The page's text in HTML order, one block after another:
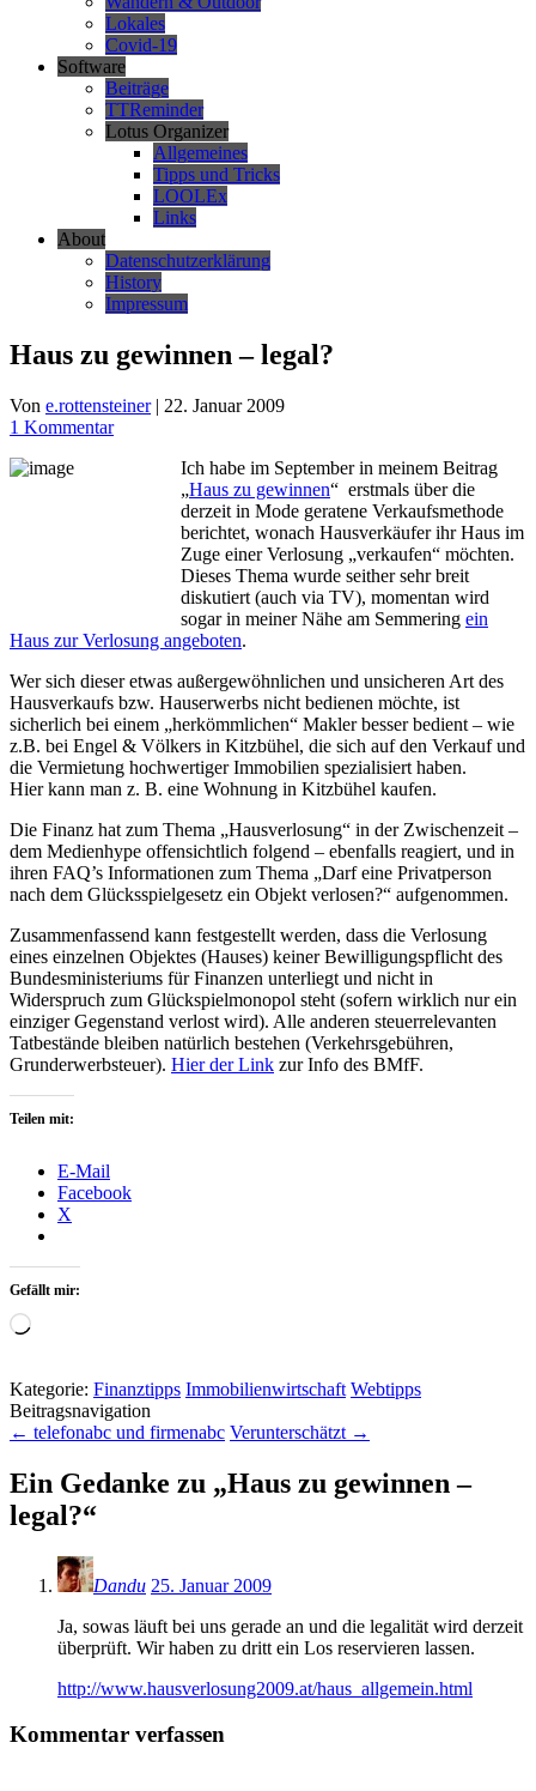
Lokales
Covid-19
Software
Beiträge
TTReminder
Lotus Organizer
Allgemeines
Tipps und Tricks
LOOLEx
Links
About
Datenschutzerklärung
History
Impressum
Haus zu gewinnen – legal?
Von e.rottensteiner | 22. Januar 2009
1 Kommentar
Ich habe im September in meinem Beitrag
„Haus zu gewinnen“ erstmals über die
derzeit in Mode geratene Verkaufsmethode
berichtet, wonach Hausverkäufer ihr Haus im
Zuge einer Verlosung „verkaufen“ möchten.
Dieses Thema wurde seither sehr breit
diskutiert (auch via TV), momentan wird
sogar in meiner Nähe am Semmering ein
Haus zur Verlosung angeboten.
Wer sich dieser etwas außergewöhnlichen und unsicheren Art des
Hausverkaufs bzw. Hauserwerbs nicht bedienen möchte, ist
sicherlich bei einem „herkömmlichen“ Makler besser bedient – wie
z.B. bei Engel & Völkers in Kitzbühel, die sich auf den Verkauf und
die Vermietung hochwertiger Immobilien spezialisiert haben.
Hier kann man z. B. eine Wohnung in Kitzbühel kaufen.
Die Finanz hat zum Thema „Hausverlosung“ in der Zwischenzeit –
dem Medienhype offensichtlich folgend – ebenfalls reagiert, und in
ihren FAQ’s Informationen zum Thema „Darf eine Privatperson
nach dem Glücksspielgesetz ein Objekt verlosen?“ aufgenommen.
Zusammenfassend kann festgestellt werden, dass die Verlosung
eines einzelnen Objektes (Hauses) keiner Bewilligungspflicht des
Bundesministeriums für Finanzen unterliegt und nicht in
Widerspruch zum Glückspielmonopol steht (sofern wirklich nur ein
einziger Gegenstand verlost wird). Alle anderen steuerrelevanten
Tatbestände bleiben natürlich bestehen (Verkehrsgebühren,
Grunderwerbsteuer). Hier der Link zur Info des BMfF.
Teilen mit:
E-Mail
Facebook
X
Gefällt mir:
Wird
Kategorie: Finanztipps Immobilienwirtschaft Webtipps
Beitragsnavigation
← telefonabc und firmenabc Verunterschätzt →
Ein Gedanke zu „Haus zu gewinnen –
legal?“
Dandu 25. Januar 2009
Ja, sowas läuft bei uns gerade an und die legalität wird derzeit
überprüft. Wir haben zu dritt ein Los reservieren lassen.
http://www.hausverlosung2009.at/haus_allgemein.html
Kommentar verfassen